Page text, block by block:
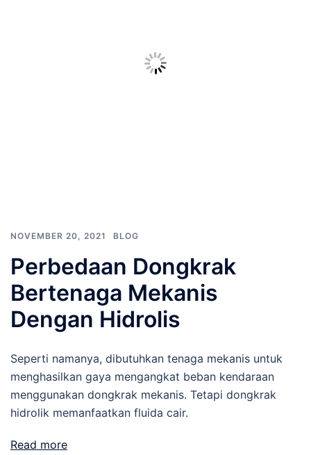
NOVEMBER 20, 2021 BLOG
Perbedaan Dongkrak
Bertenaga Mekanis
Dengan Hidrolis
Seperti namanya, dibutuhkan tenaga mekanis untuk
menghasilkan gaya mengangkat beban kendaraan
menggunakan dongkrak mekanis. Tetapi dongkrak
hidrolik memanfaatkan fluida cair.
Read more